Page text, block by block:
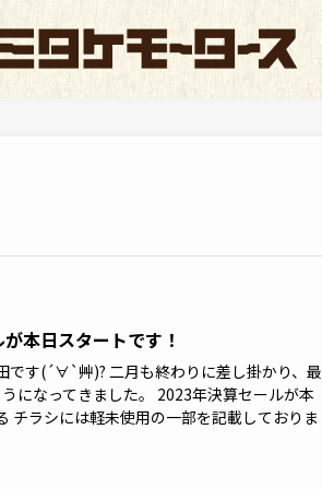
本日スタートです！
です(´∀`艸)? 二月も終わりに差し掛かり、最
になってきました。 2023年決算セールが本
チラシには軽未使用の一部を記載しておりま